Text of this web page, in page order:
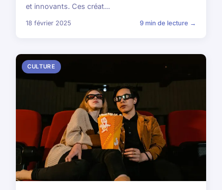
et innovants. Ces créat...
18 février 2025 9 min de lecture →
CULTURE